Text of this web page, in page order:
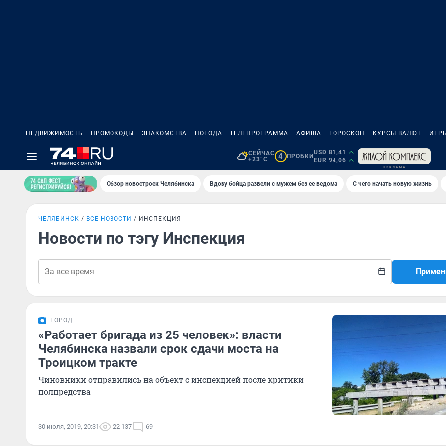
НЕДВИЖИМОСТЬ ПРОМОКОДЫ ЗНАКОМСТВА ПОГОДА ТЕЛЕПРОГРАММА АФИША ГОРОСКОП КУРСЫ ВАЛЮТ
СЕЙЧАС
+23°C
4 ПРОБКИ
USD 81,41
EUR 94,06
Обзор новостроек Челябинска Вдову бойца развели с мужем без ее ведома С чего начать новую жизнь
ЧЕЛЯБИНСК ВСЕ НОВОСТИ ИНСПЕКЦИЯ
Новости по тэгу Инспекция
ГОРОД
«Работает бригада из 25 человек»: власти
Челябинска назвали срок сдачи моста на
Троицком тракте
Чиновники отправились на объект с инспекцией после критики
полпредства
30 июля, 2019, 20:31 22 137 69